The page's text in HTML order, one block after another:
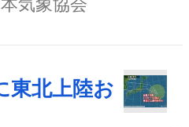
本気象協会
東北上陸お